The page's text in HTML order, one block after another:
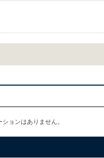
ョンはありません。